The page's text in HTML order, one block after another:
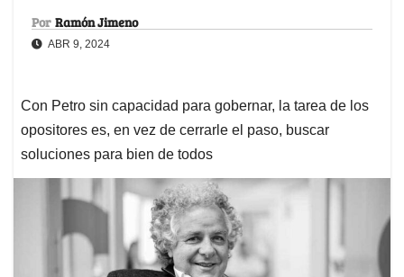
Por Ramón Jimeno
ABR 9, 2024
Con Petro sin capacidad para gobernar, la tarea de los
opositores es, en vez de cerrarle el paso, buscar
soluciones para bien de todos